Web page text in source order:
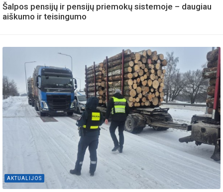
Šalpos pensijų ir pensijų priemokų sistemoje – daugiau
aiškumo ir teisingumo
AKTUALIJOS